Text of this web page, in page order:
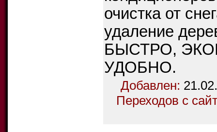
очистка от
удаление
БЫСТРО,
УДОБНО.
Добавлен:
Переходов с